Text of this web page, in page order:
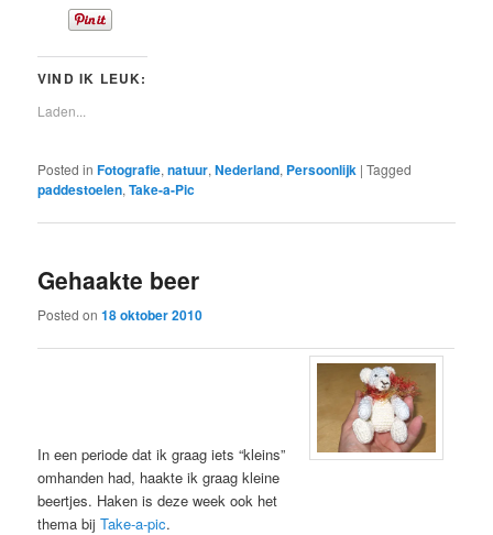
VIND IK LEUK:
Laden...
Posted in Fotografie,natuur,Nederland, Persoonlijk |Tagged
paddestoelen,Take-a-Pic
Gehaakte beer
Posted on18 oktober 2010
In een periode dat ik graag iets “kleins”
omhanden had, haakte ik graag kleine
beertjes. Haken is deze week ook het
thema bijTake-a-pic.